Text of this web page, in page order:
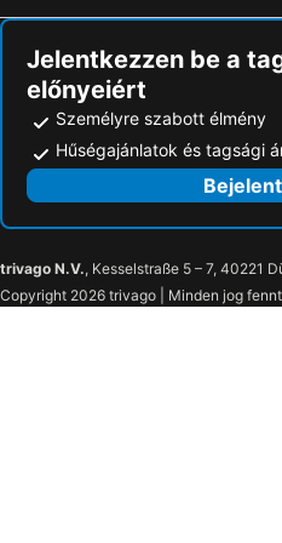
Jelentkezzen be a
előnyeiért
Személyre szabott élmény
Hűségajánlatok és tagsági
trivago N.V., Kesselstraße 5 – 7, 40221
Copyright 2026 trivago | Minden jog